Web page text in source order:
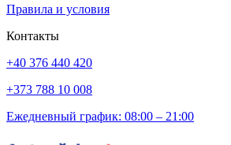
Правила и условия
Контакты
+40 376 440 420
+373 788 10 008
Ежедневный график: 08:00 – 21:00